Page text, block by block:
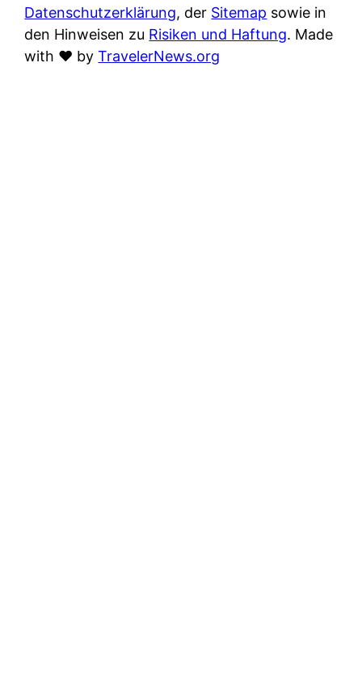
Datenschutzerklärung, der Sitemap sowie in
den Hinweisen zu Risiken und Haftung. Made
with ♥ byTravelerNews.org